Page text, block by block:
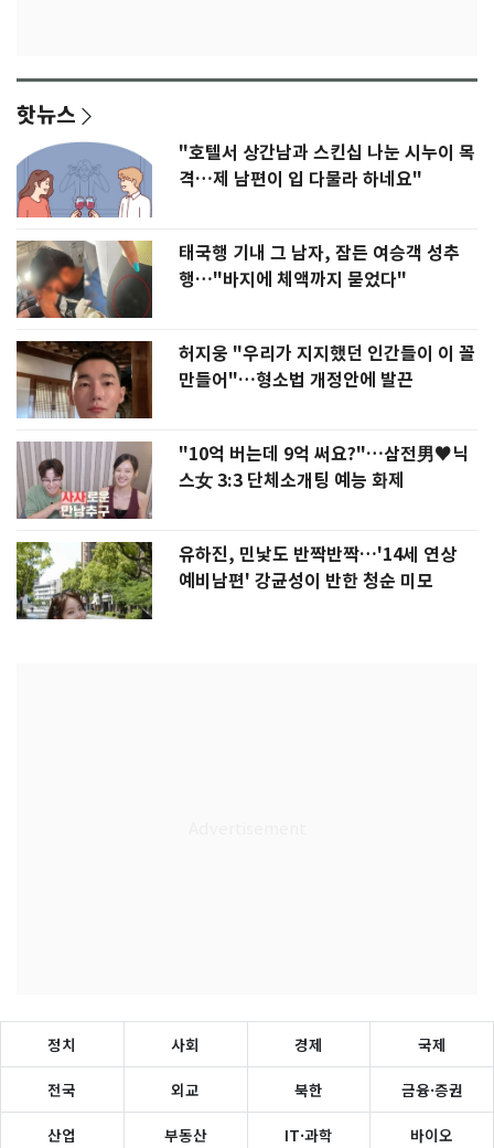
핫뉴스
"호텔서 상간남과 스킨십 나눈 시누이 목
격…제 남편이 입 다물라 하네요"
태국행 기내 그 남자, 잠든 여승객 성추
행…"바지에 체액까지 묻었다"
허지웅 "우리가 지지했던 인간들이 이 꼴
만들어"…형소법 개정안에 발끈
"10억 버는데 9억 써요?"…삼전男♥닉
스女 3:3 단체소개팅 예능 화제
유하진, 민낯도 반짝반짝…'14세 연상
예비남편' 강균성이 반한 청순 미모
정치 사회 경제 국제
전국 외교 북한 금융·증권
산업 부동산 IT·과학 바이오